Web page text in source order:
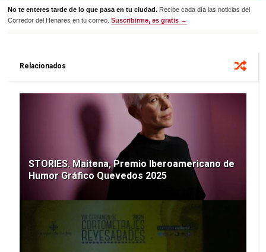
No te enteres tarde de lo que pasa en tu ciudad. Recibe cada día las noticias del
Corredor del Henares en tu correo.Suscribirme, es gratis →
Relacionados
STORIES. Maitena, Premio Iberoamericano de
Humor Gráfico Quevedos 2025